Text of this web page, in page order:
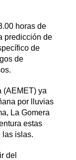
horas de
predicción de
de
de
(AEMET) ya
por lluvias
La Gomera
estas
las islas.
del